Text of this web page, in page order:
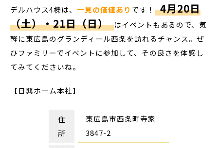
デルハウス4棟は、一見の価値あり です！ 4月20日
（土）・21日（日） はイベントもあるので、気
軽に東広島のグランディール西条を訪れるチャンス。ぜ
ひファミリーでイベントに参加して、その良さを体感し
てみてくださいね。
【日興ホーム本社】
住
所
東広島市西条町寺家
3847-2